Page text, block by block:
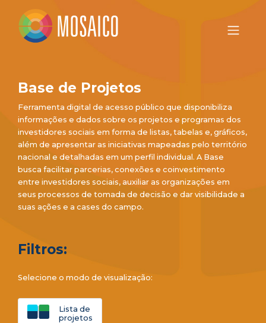
Base de Projetos
Ferramenta digital de acesso público que disponibiliza
informações e dados sobre os projetos e programas dos
investidores sociais em forma de listas, tabelas e, gráficos,
além de apresentar as iniciativas mapeadas pelo território
nacional e detalhadas em um perfil individual. A Base
busca facilitar parcerias, conexões e coinvestimento
entre investidores sociais, auxiliar as organizações em
seus processos de tomada de decisão e dar visibilidade a
suas ações e a cases do campo.
Filtros:
Selecione o modo de visualização:
Lista de
projetos